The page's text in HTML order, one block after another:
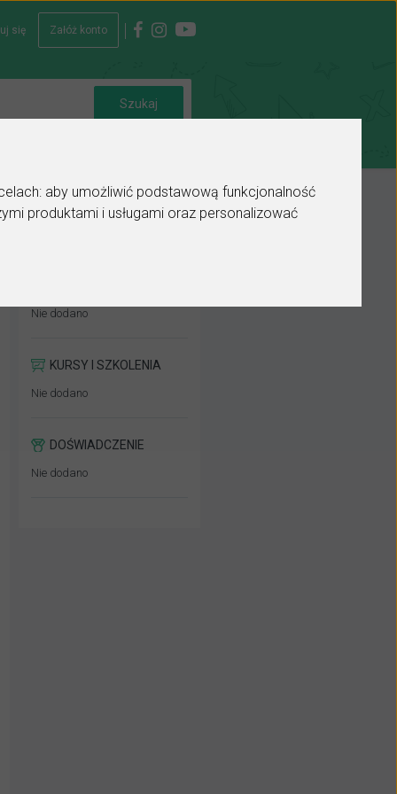
aby umożliwić podstawową funkcjonalność
produktami i usługami oraz personalizować
się Załóż konto
Nie dodano
KURSY I SZKOLENIA
Nie dodano
DOŚWIADCZENIE
Nie dodano